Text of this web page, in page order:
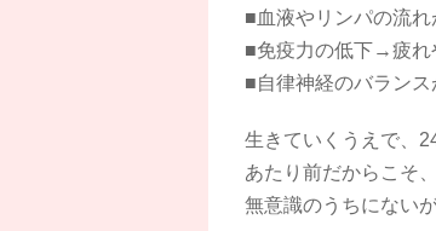
■血液やリンパの流
■免疫力の低下→疲れ
■自律神経のバラン
生きていくうえで、
あたり前だからこそ、
無意識のうちにない